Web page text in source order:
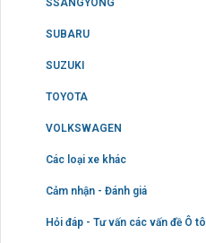
SSANGYONG
SUBARU
SUZUKI
TOYOTA
VOLKSWAGEN
Các loại xe khác
Cảm nhận - Đánh giá
Hỏi đáp - Tư vấn các vấn đề Ô tô